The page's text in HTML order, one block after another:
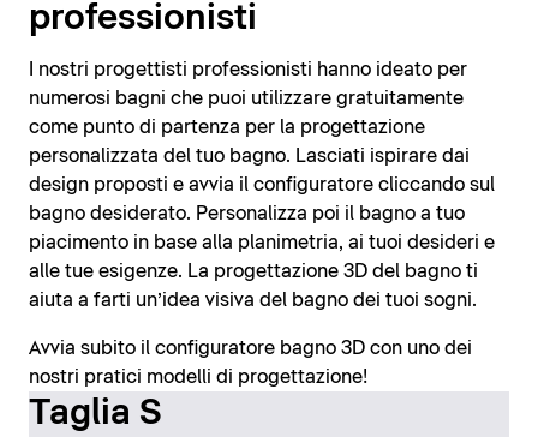
professionisti
I nostri progettisti professionisti hanno ideato per
numerosi bagni che puoi utilizzare gratuitamente
come punto di partenza per la progettazione
personalizzata del tuo bagno. Lasciati ispirare dai
design proposti e avvia il configuratore cliccando sul
bagno desiderato. Personalizza poi il bagno a tuo
piacimento in base alla planimetria, ai tuoi desideri e
alle tue esigenze. La progettazione 3D del bagno ti
aiuta a farti un’idea visiva del bagno dei tuoi sogni.
Avvia subito il configuratore bagno 3D con uno dei
nostri pratici modelli di progettazione!
Taglia S